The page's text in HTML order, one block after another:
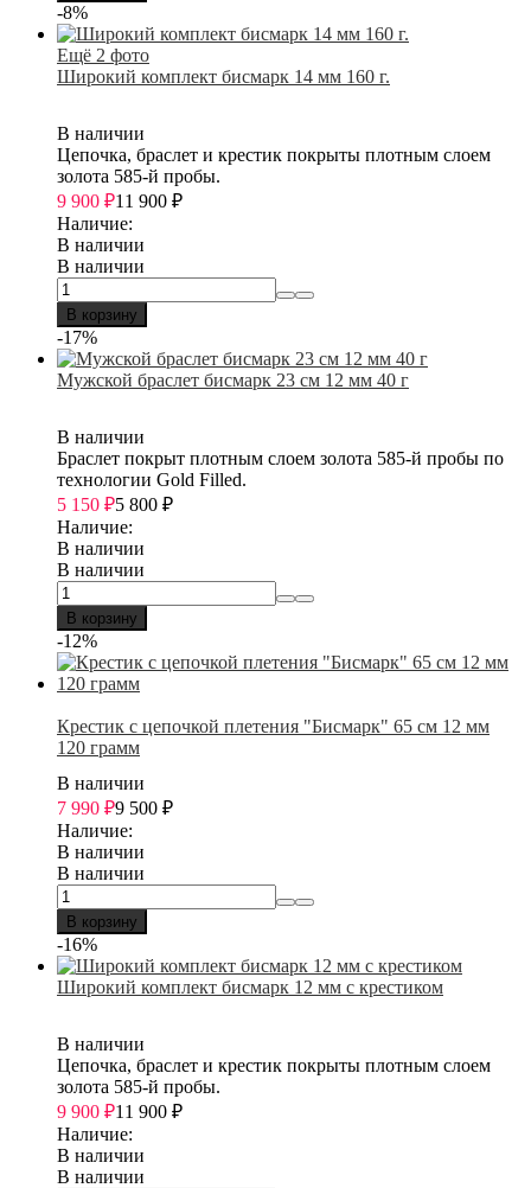
-8%
Ещё 2 фото
Широкий комплект бисмарк 14 мм 160 г.
В наличии
Цепочка, браслет и крестик покрыты плотным слоем
золота 585-й пробы.
9 900 ₽11 900 ₽
Наличие:
В наличии
В наличии
В корзину
-17%
Мужской браслет бисмарк 23 см 12 мм 40 г
В наличии
Браслет покрыт плотным слоем золота 585-й пробы по
технологии Gold Filled.
5 150 ₽5 800 ₽
Наличие:
В наличии
В наличии
В корзину
-12%
Крестик с цепочкой плетения "Бисмарк" 65 см 12 мм
120 грамм
В наличии
7 990 ₽9 500 ₽
Наличие:
В наличии
В наличии
В корзину
-16%
Широкий комплект бисмарк 12 мм с крестиком
В наличии
Цепочка, браслет и крестик покрыты плотным слоем
золота 585-й пробы.
9 900 ₽11 900 ₽
Наличие:
В наличии
В наличии